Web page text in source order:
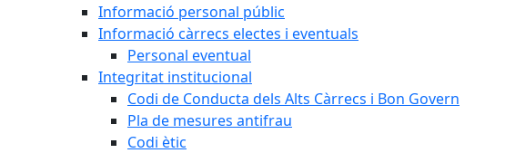
Informació personal públic
Informació càrrecs electes i eventuals
Personal eventual
Integritat institucional
Codi de Conducta dels Alts Càrrecs i Bon Govern
Pla de mesures antifrau
Codi ètic